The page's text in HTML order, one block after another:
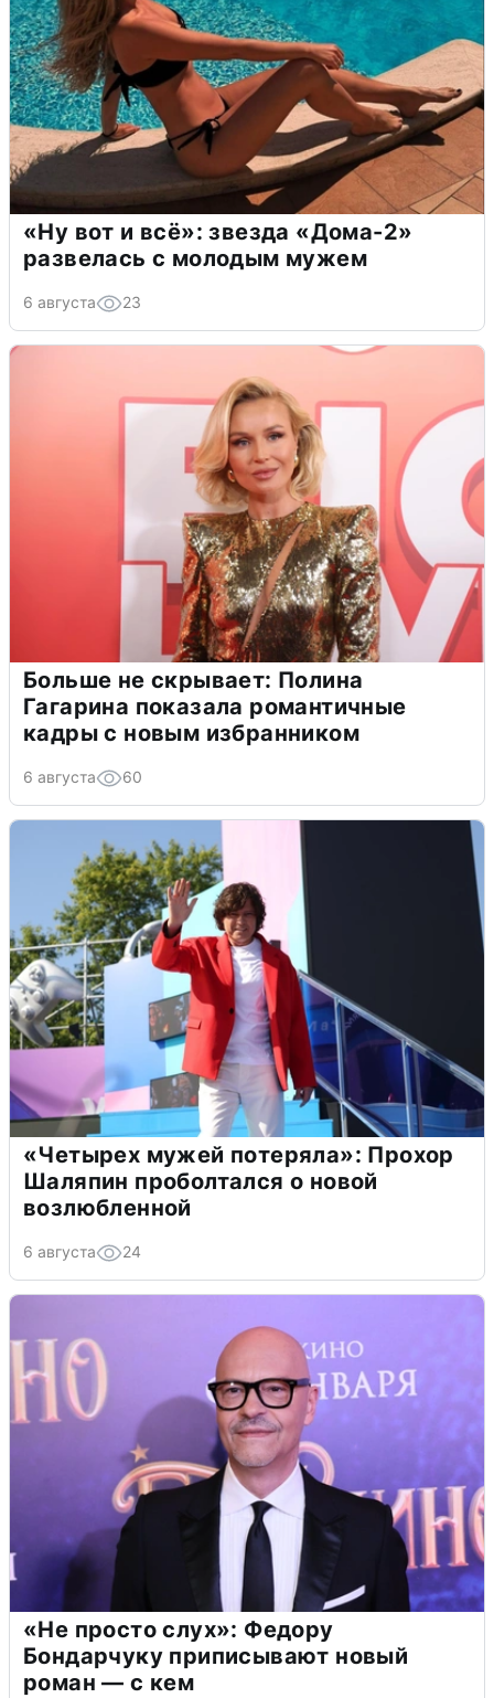
«Ну вот и всё»: звезда «Дома-2»
развелась с молодым мужем
6 августа 23
Больше не скрывает: Полина
Гагарина показала романтичные
кадры с новым избранником
6 августа 60
«Четырех мужей потеряла»: Прохор
Шаляпин проболтался о новой
возлюбленной
6 августа 24
«Не просто слух»: Федору
Бондарчуку приписывают новый
роман — с кем